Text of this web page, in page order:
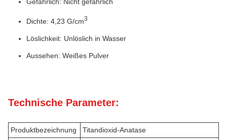
Dichte: 4,23 G/cm3
Löslichkeit: Unlöslich in Wasser
Aussehen: Weißes Pulver
Technische Parameter:
Produktbezeichnung
Titandioxid-Anatase